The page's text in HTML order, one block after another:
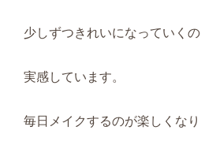
少しずつきれいになっていく
実感しています。
毎日メイクするのが楽しくなり